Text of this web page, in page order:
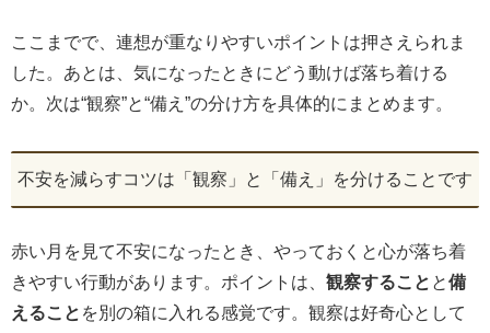
ここまでで、連想が重なりやすいポイントは押さえられま
した。あとは、気になったときにどう動けば落ち着ける
か。次は“観察”と“備え”の分け方を具体的にまとめます。
不安を減らすコツは「観察」と「備え」を分けることです
赤い月を見て不安になったとき、やっておくと心が落ち着
きやすい行動があります。ポイントは、 観察すること と備
えること を別の箱に入れる感覚です。観察は好奇心として